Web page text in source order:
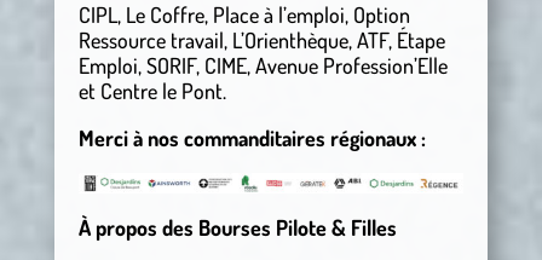
CIPL, Le Coffre, Place à l’emploi, Option
Ressource travail, L’Orienthèque, ATF, Étape
Emploi, SORIF, CIME, Avenue Profession’Elle
et Centre le Pont.
Merci à nos commanditaires régionaux :
À propos des Bourses Pilote & Filles